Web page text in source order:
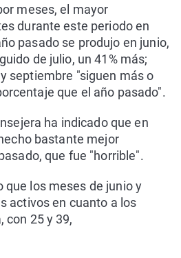
meses, el mayor
durante este periodo en
pasado se produjo en junio,
de julio, un 41% más;
septiembre "siguen más o
que el año pasado".
ha indicado que en
bastante mejor
que fue "horrible".
que los meses de junio y
activos en cuanto a los
con 25 y 39,